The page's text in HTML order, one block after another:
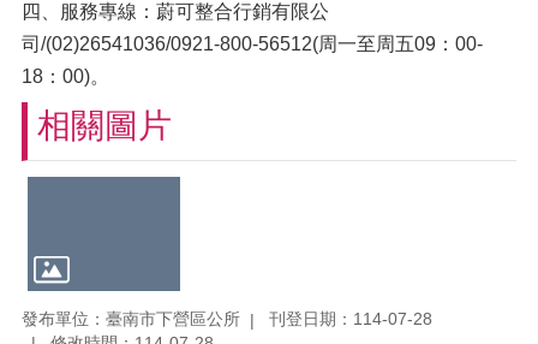
四、服務專線：蔚可整合行銷有限公
司/(02)26541036/0921-800-56512(周一至周五09：00-
18：00)。
相關圖片
發布單位：臺南市下營區公所
刊登日期：114-07-28